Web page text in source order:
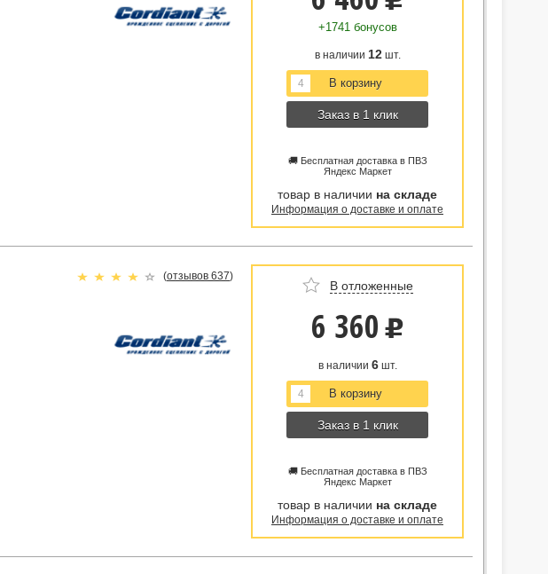
+1741 бонусов
в наличии 12шт.
Заказ в 1 клик
🚚 Бесплатная доставка в ПВЗ
Яндекс Маркет
товар в наличии на складе
Информация о доставке и оплате
(отзывов 637)
В отложенные
6 360 u
в наличии 6шт.
Заказ в 1 клик
🚚 Бесплатная доставка в ПВЗ
Яндекс Маркет
товар в наличии на складе
Информация о доставке и оплате